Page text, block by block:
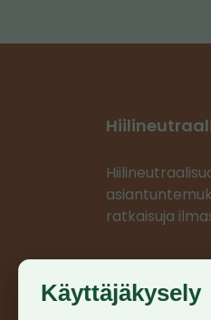
ratkaisuja
projektit
projektien
Käyttäjäkysely